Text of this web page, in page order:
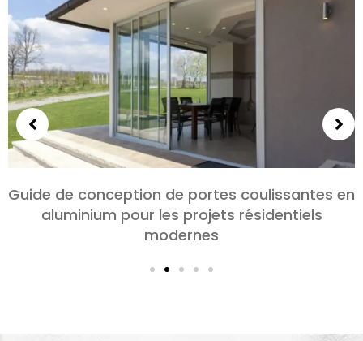
Choisir des portes en aluminium pour les
chambres et les salons: Confort, Style, et
confidentialité